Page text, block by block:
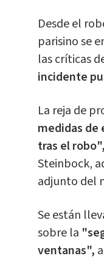
Desde el
parisino se
las críticas
incidente
La reja de
medidas de
tras el robo",
Steinbock,
adjunto del
Se están
sobre la
ventanas",